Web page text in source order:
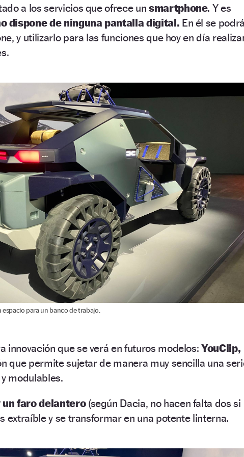
a los servicios que ofrece unsmartphone. Y es
dispone de ninguna pantalla digital. En él se
y utilizarlo para las funciones que hoy en día
para un banco de trabajo.
innovación que se verá en futuros modelos:YouClip,
que permite sujetar de manera muy sencilla una
modulables.
un faro delantero(según Dacia, no hacen falta dos si
extraíble y se transformar en una potente linterna.